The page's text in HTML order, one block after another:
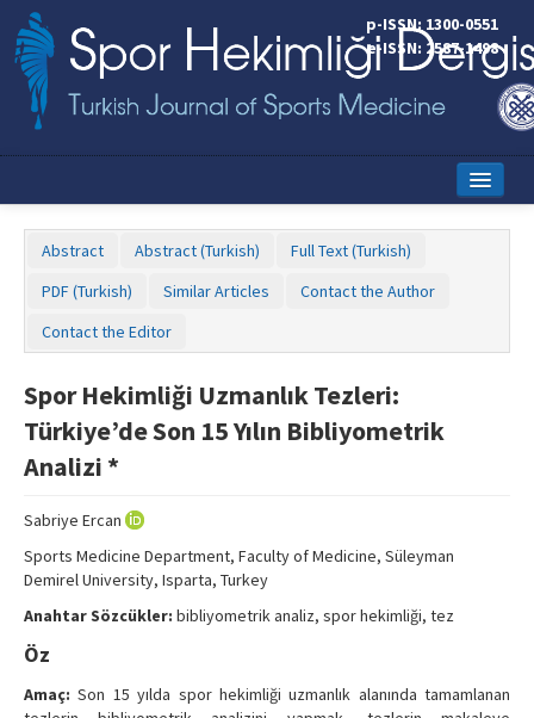
p-ISSN: 1300-0551
e-ISSN: 2587-1498
Editorial Board
Instructions to Authors
Copyright Transfer Form
Contact Us
Abstract Abstract (Turkish)
Full Text (Turkish)
PDF (Turkish)
Similar Articles
Contact the Author
Contact the Editor
Spor Hekimliği Uzmanlık Tezleri:
Türkiye’de Son 15 Yılın Bibliyometrik
Analizi *
Sabriye Ercan
Sports Medicine Department, Faculty of Medicine, Süleyman
Demirel University, Isparta, Turkey
Anahtar Sözcükler: bibliyometrik analiz, spor hekimliği, tez
Öz
Amaç: Son 15 yılda spor hekimliği uzmanlık alanında tamamlanan